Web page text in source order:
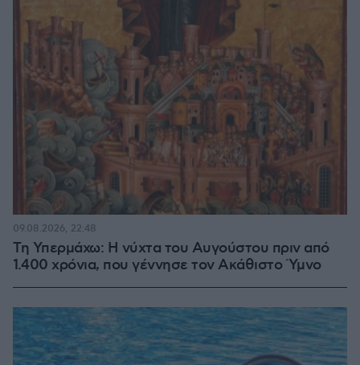
Τη Υπερμάχω: Η νύχτα του Αυγούστου πριν από
1.400 χρόνια, που γέννησε τον Ακάθιστο Ύμνο
09.08.2026, 22:48